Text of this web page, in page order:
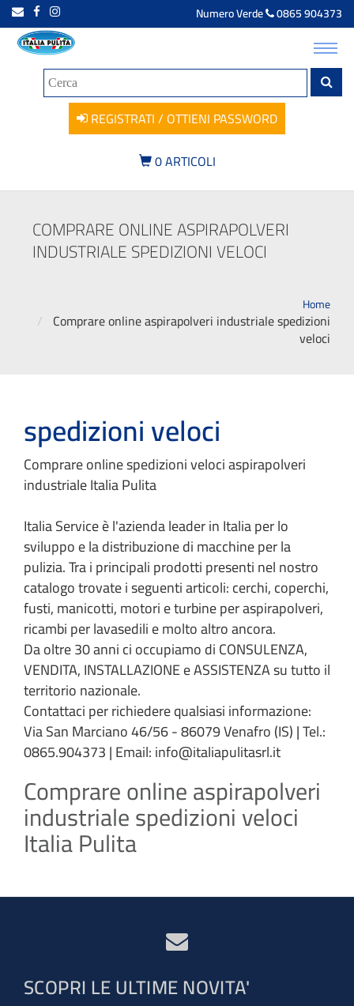
Numero Verde 0865 904373
REGISTRATI / OTTIENI PASSWORD
0ARTICOLI
COMPRARE ONLINE ASPIRAPOLVERI
INDUSTRIALE SPEDIZIONI VELOCI
Home
Comprare online aspirapolveri industriale spedizioni
veloci
spedizioni veloci
Comprare online spedizioni veloci aspirapolveri
industriale Italia Pulita
Italia Service è l'azienda leader in Italia per lo
sviluppo e la distribuzione di macchine per la
pulizia. Tra i principali prodotti presenti nel nostro
catalogo trovate i seguenti articoli: cerchi, coperchi,
fusti, manicotti, motori e turbine per aspirapolveri,
ricambi per lavasedili e molto altro ancora.
Da oltre 30 anni ci occupiamo di CONSULENZA,
VENDITA, INSTALLAZIONE e ASSISTENZA su tutto il
territorio nazionale.
Contattaci per richiedere qualsiasi informazione:
Via San Marciano 46/56 - 86079 Venafro (IS) | Tel.:
0865.904373 | Email: info@italiapulitasrl.it
Comprare online aspirapolveri
industriale spedizioni veloci
Italia Pulita
SCOPRI LE ULTIME NOVITA'